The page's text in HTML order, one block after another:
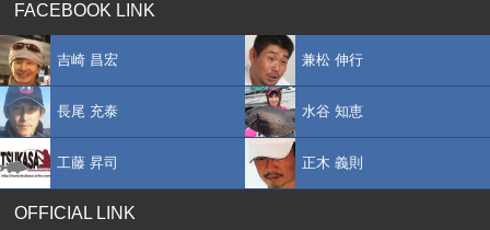
FACEBOOK LINK
吉崎 昌宏 兼松 伸行
長尾 充泰 水谷 知恵
工藤 昇司 正木 義則
OFFICIAL LINK